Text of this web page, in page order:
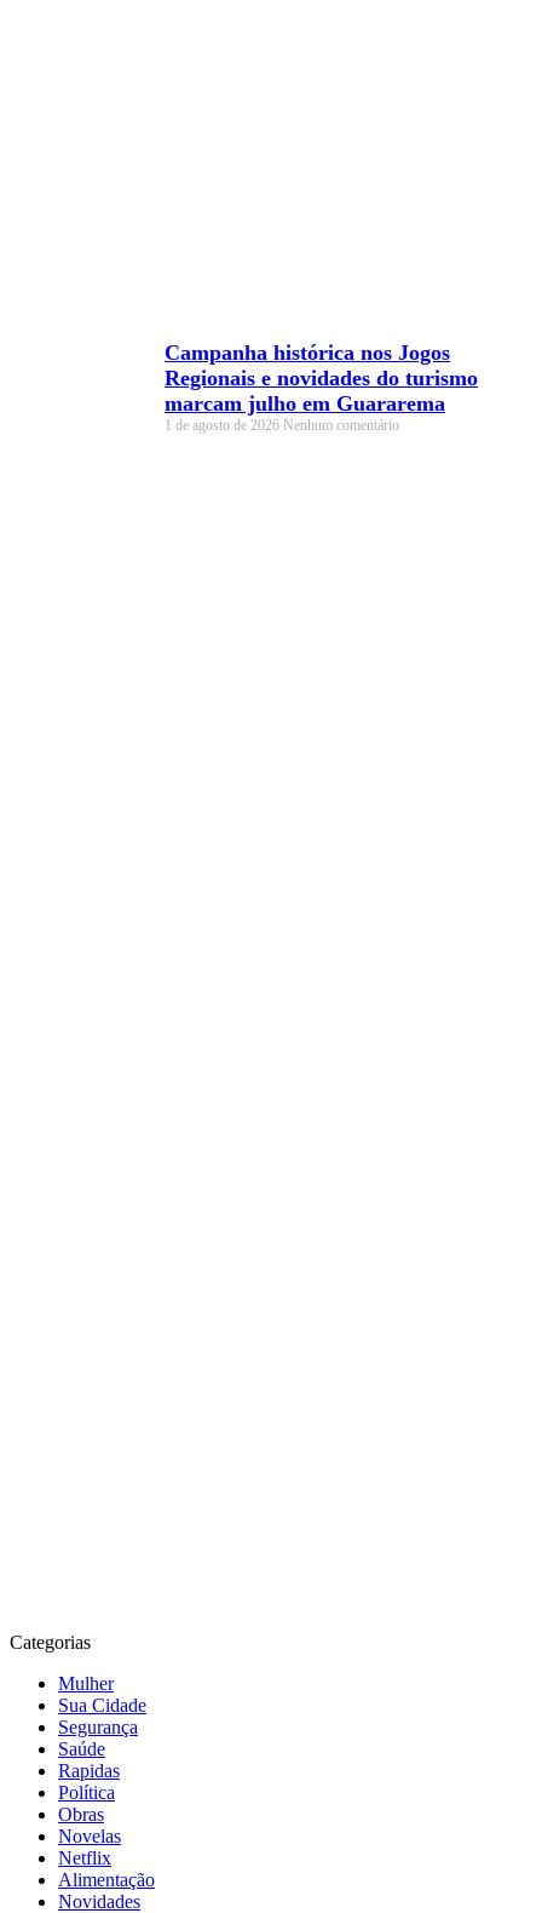
Campanha histórica nos Jogos
Regionais e novidades do turismo
marcam julho em Guararema
1 de agosto de 2026 Nenhum comentário
Categorias
Mulher
Sua Cidade
Segurança
Saúde
Rapidas
Política
Obras
Novelas
Netflix
Alimentação
Novidades